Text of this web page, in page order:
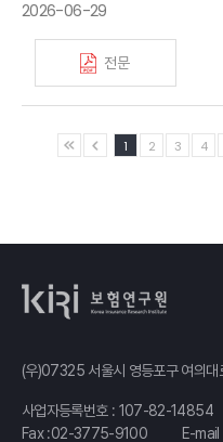
2026-06-29
전문
1 2 3 4
(우)07325 서울시 영등포구 여의
사업자등록번호 : 107-82-14854
Fax :02-3775-9100
E-mail